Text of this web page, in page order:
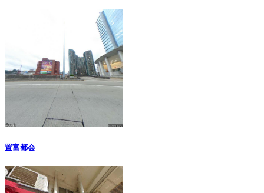
置富都会